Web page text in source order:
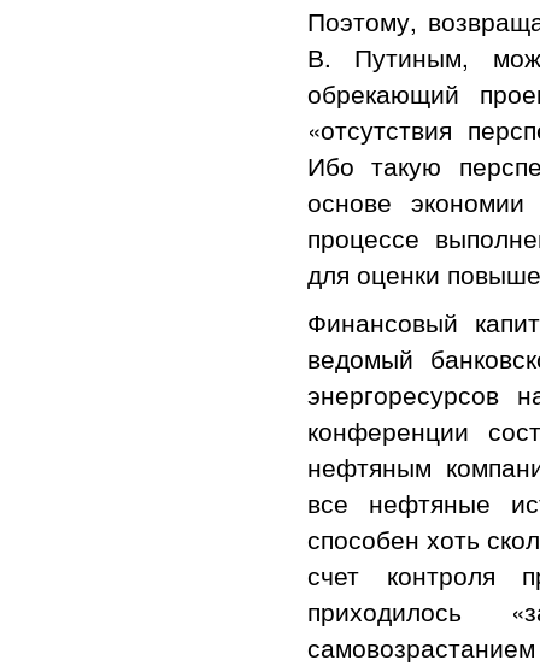
Поэтому,
В. Путиным,
обрекающий
«отсутствия
Ибо такую
основе
процессе
для оценки
Финансовый
ведомый
энергоресурсов
конференции
нефтяным
все нефтяные
способен хоть
счет контроля
приходилось